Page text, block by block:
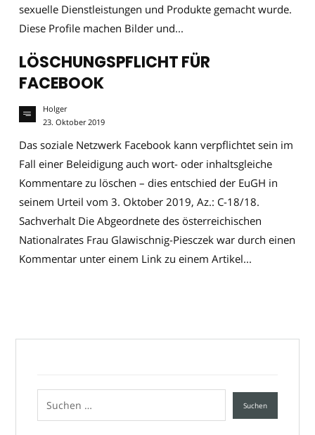
sexuelle Dienstleistungen und Produkte gemacht wurde.
Diese Profile machen Bilder und...
LÖSCHUNGSPFLICHT FÜR
FACEBOOK
Holger
23. Oktober 2019
Das soziale Netzwerk Facebook kann verpflichtet sein im
Fall einer Beleidigung auch wort- oder inhaltsgleiche
Kommentare zu löschen – dies entschied der EuGH in
seinem Urteil vom 3. Oktober 2019, Az.: C-18/18.
Sachverhalt Die Abgeordnete des österreichischen
Nationalrates Frau Glawischnig-Piesczek war durch einen
Kommentar unter einem Link zu einem Artikel...